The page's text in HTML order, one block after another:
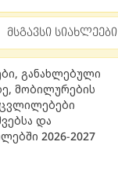
მსგავსი სიახლეები
განახლებული
მობილურების
და
2026-2027